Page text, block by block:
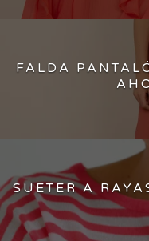
FALDA
SUETER A